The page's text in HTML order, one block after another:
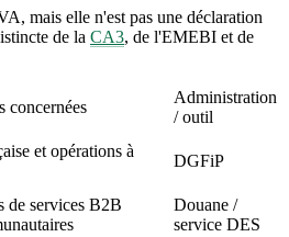
mais elle n'est pas une déclaration
de la CA3, de l'EMEBI et de
concernées
Administration
/ outil
et opérations à
DGFiP
de services B2B
Douane /
service DES